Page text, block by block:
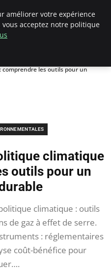
les outils pour un
climatique
outils pour un
climatique : outils
de gaz à effet de serre.
: réglementaires
coût-bénéfice pour
améliorer votre expérience
acceptez notre politique